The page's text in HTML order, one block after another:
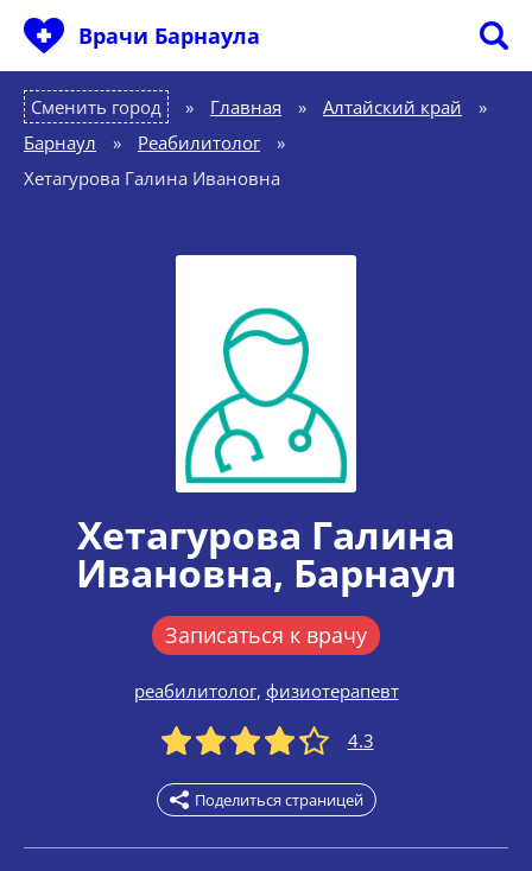
Врачи Барнаула
Сменить город Главная » Алтайский край
»
Барнаул
» Реабилитолог
»
Хетагурова Галина Ивановна
Хетагурова Галина
Ивановна, Барнаул
Записаться к врачу
реабилитолог, физиотерапевт
4.3
Поделиться страницей